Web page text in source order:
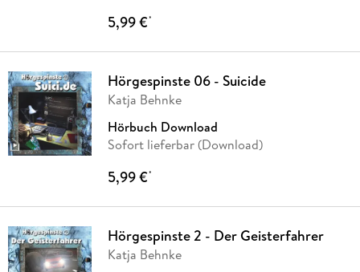
5,99 €*
Hörgespinste 06 - Suicide
Katja Behnke
Hörbuch Download
Sofort lieferbar (Download)
5,99 €*
Hörgespinste 2 - Der Geisterfahrer
Katja Behnke